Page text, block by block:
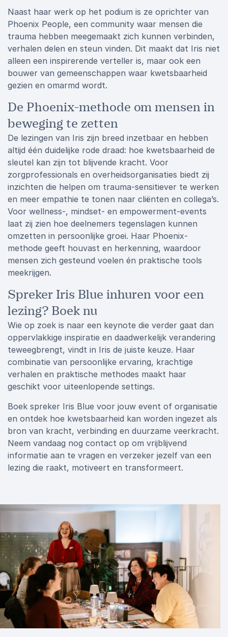
Naast haar werk op het podium is ze oprichter van
Phoenix People, een community waar mensen die
trauma hebben meegemaakt zich kunnen verbinden,
verhalen delen en steun vinden. Dit maakt dat Iris niet
alleen een inspirerende verteller is, maar ook een
bouwer van gemeenschappen waar kwetsbaarheid
gezien en omarmd wordt.
De Phoenix-methode om mensen in
beweging te zetten
De lezingen van Iris zijn breed inzetbaar en hebben
altijd één duidelijke rode draad: hoe kwetsbaarheid de
sleutel kan zijn tot blijvende kracht. Voor
zorgprofessionals en overheidsorganisaties biedt zij
inzichten die helpen om trauma-sensitiever te werken
en meer empathie te tonen naar cliënten en collega’s.
Voor wellness-, mindset- en empowerment-events
laat zij zien hoe deelnemers tegenslagen kunnen
omzetten in persoonlijke groei. Haar Phoenix-
methode geeft houvast en herkenning, waardoor
mensen zich gesteund voelen én praktische tools
meekrijgen.
Spreker Iris Blue inhuren voor een
lezing? Boek nu
Wie op zoek is naar een keynote die verder gaat dan
oppervlakkige inspiratie en daadwerkelijk verandering
teweegbrengt, vindt in Iris de juiste keuze. Haar
combinatie van persoonlijke ervaring, krachtige
verhalen en praktische methodes maakt haar
geschikt voor uiteenlopende settings.
Boek spreker Iris Blue voor jouw event of organisatie
en ontdek hoe kwetsbaarheid kan worden ingezet als
bron van kracht, verbinding en duurzame veerkracht.
Neem vandaag nog contact op om vrijblijvend
informatie aan te vragen en verzeker jezelf van een
lezing die raakt, motiveert en transformeert.